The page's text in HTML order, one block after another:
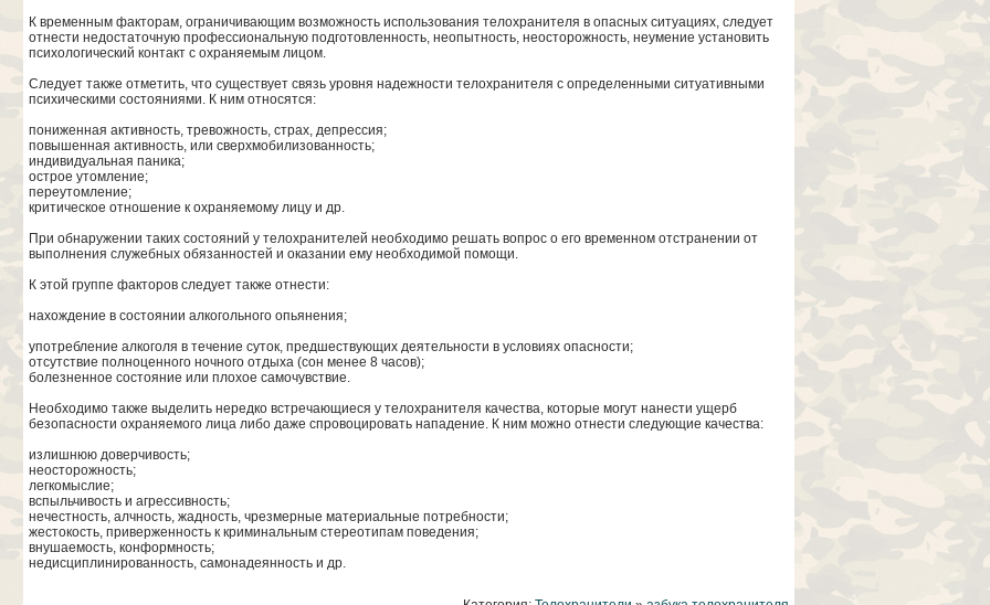
К временным факторам, ограничивающим возможность использования телохранителя в опасных ситуациях, следует
отнести недостаточную профессиональную подготовленность, неопытность, неосторожность, неумение установить
психологический контакт с охраняемым лицом.
Следует также отметить, что существует связь уровня надежности телохранителя с определенными ситуативными
психическими состояниями. К ним относятся:
пониженная активность, тревожность, страх, депрессия;
повышенная активность, или сверхмобилизованность;
индивидуальная паника;
острое утомление;
переутомление;
критическое отношение к охраняемому лицу и др.
При обнаружении таких состояний у телохранителей необходимо решать вопрос о его временном отстранении от
выполнения служебных обязанностей и оказании ему необходимой помощи.
К этой группе факторов следует также отнести:
нахождение в состоянии алкогольного опьянения;
употребление алкоголя в течение суток, предшествующих деятельности в условиях опасности;
отсутствие полноценного ночного отдыха (сон менее 8 часов);
болезненное состояние или плохое самочувствие.
Необходимо также выделить нередко встречающиеся у телохранителя качества, которые могут нанести ущерб
безопасности охраняемого лица либо даже спровоцировать нападение. К ним можно отнести следующие качества:
излишнюю доверчивость;
неосторожность;
легкомыслие;
вспыльчивость и агрессивность;
нечестность, алчность, жадность, чрезмерные материальные потребности;
жестокость, приверженность к криминальным стереотипам поведения;
внушаемость, конформность;
недисциплинированность, самонадеянность и др.